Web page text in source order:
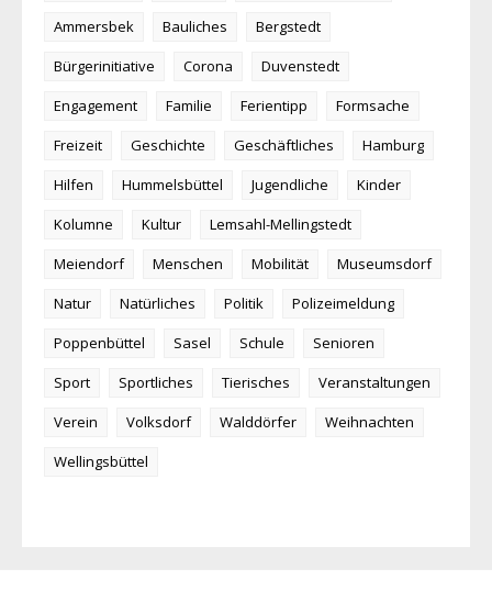
Ammersbek
Bauliches
Bergstedt
Bürgerinitiative
Corona
Duvenstedt
Engagement
Familie Ferientipp
Formsache
Freizeit
Geschichte Geschäftliches
Hamburg
Hilfen
Hummelsbüttel Jugendliche
Kinder
Kolumne
Kultur
Lemsahl-Mellingstedt
Meiendorf
Menschen Mobilität
Museumsdorf
Natur
Natürliches Politik
Polizeimeldung
Poppenbüttel
Sasel Schule
Senioren
Sport
Sportliches Tierisches
Veranstaltungen
Verein
Volksdorf Walddörfer
Weihnachten
Wellingsbüttel